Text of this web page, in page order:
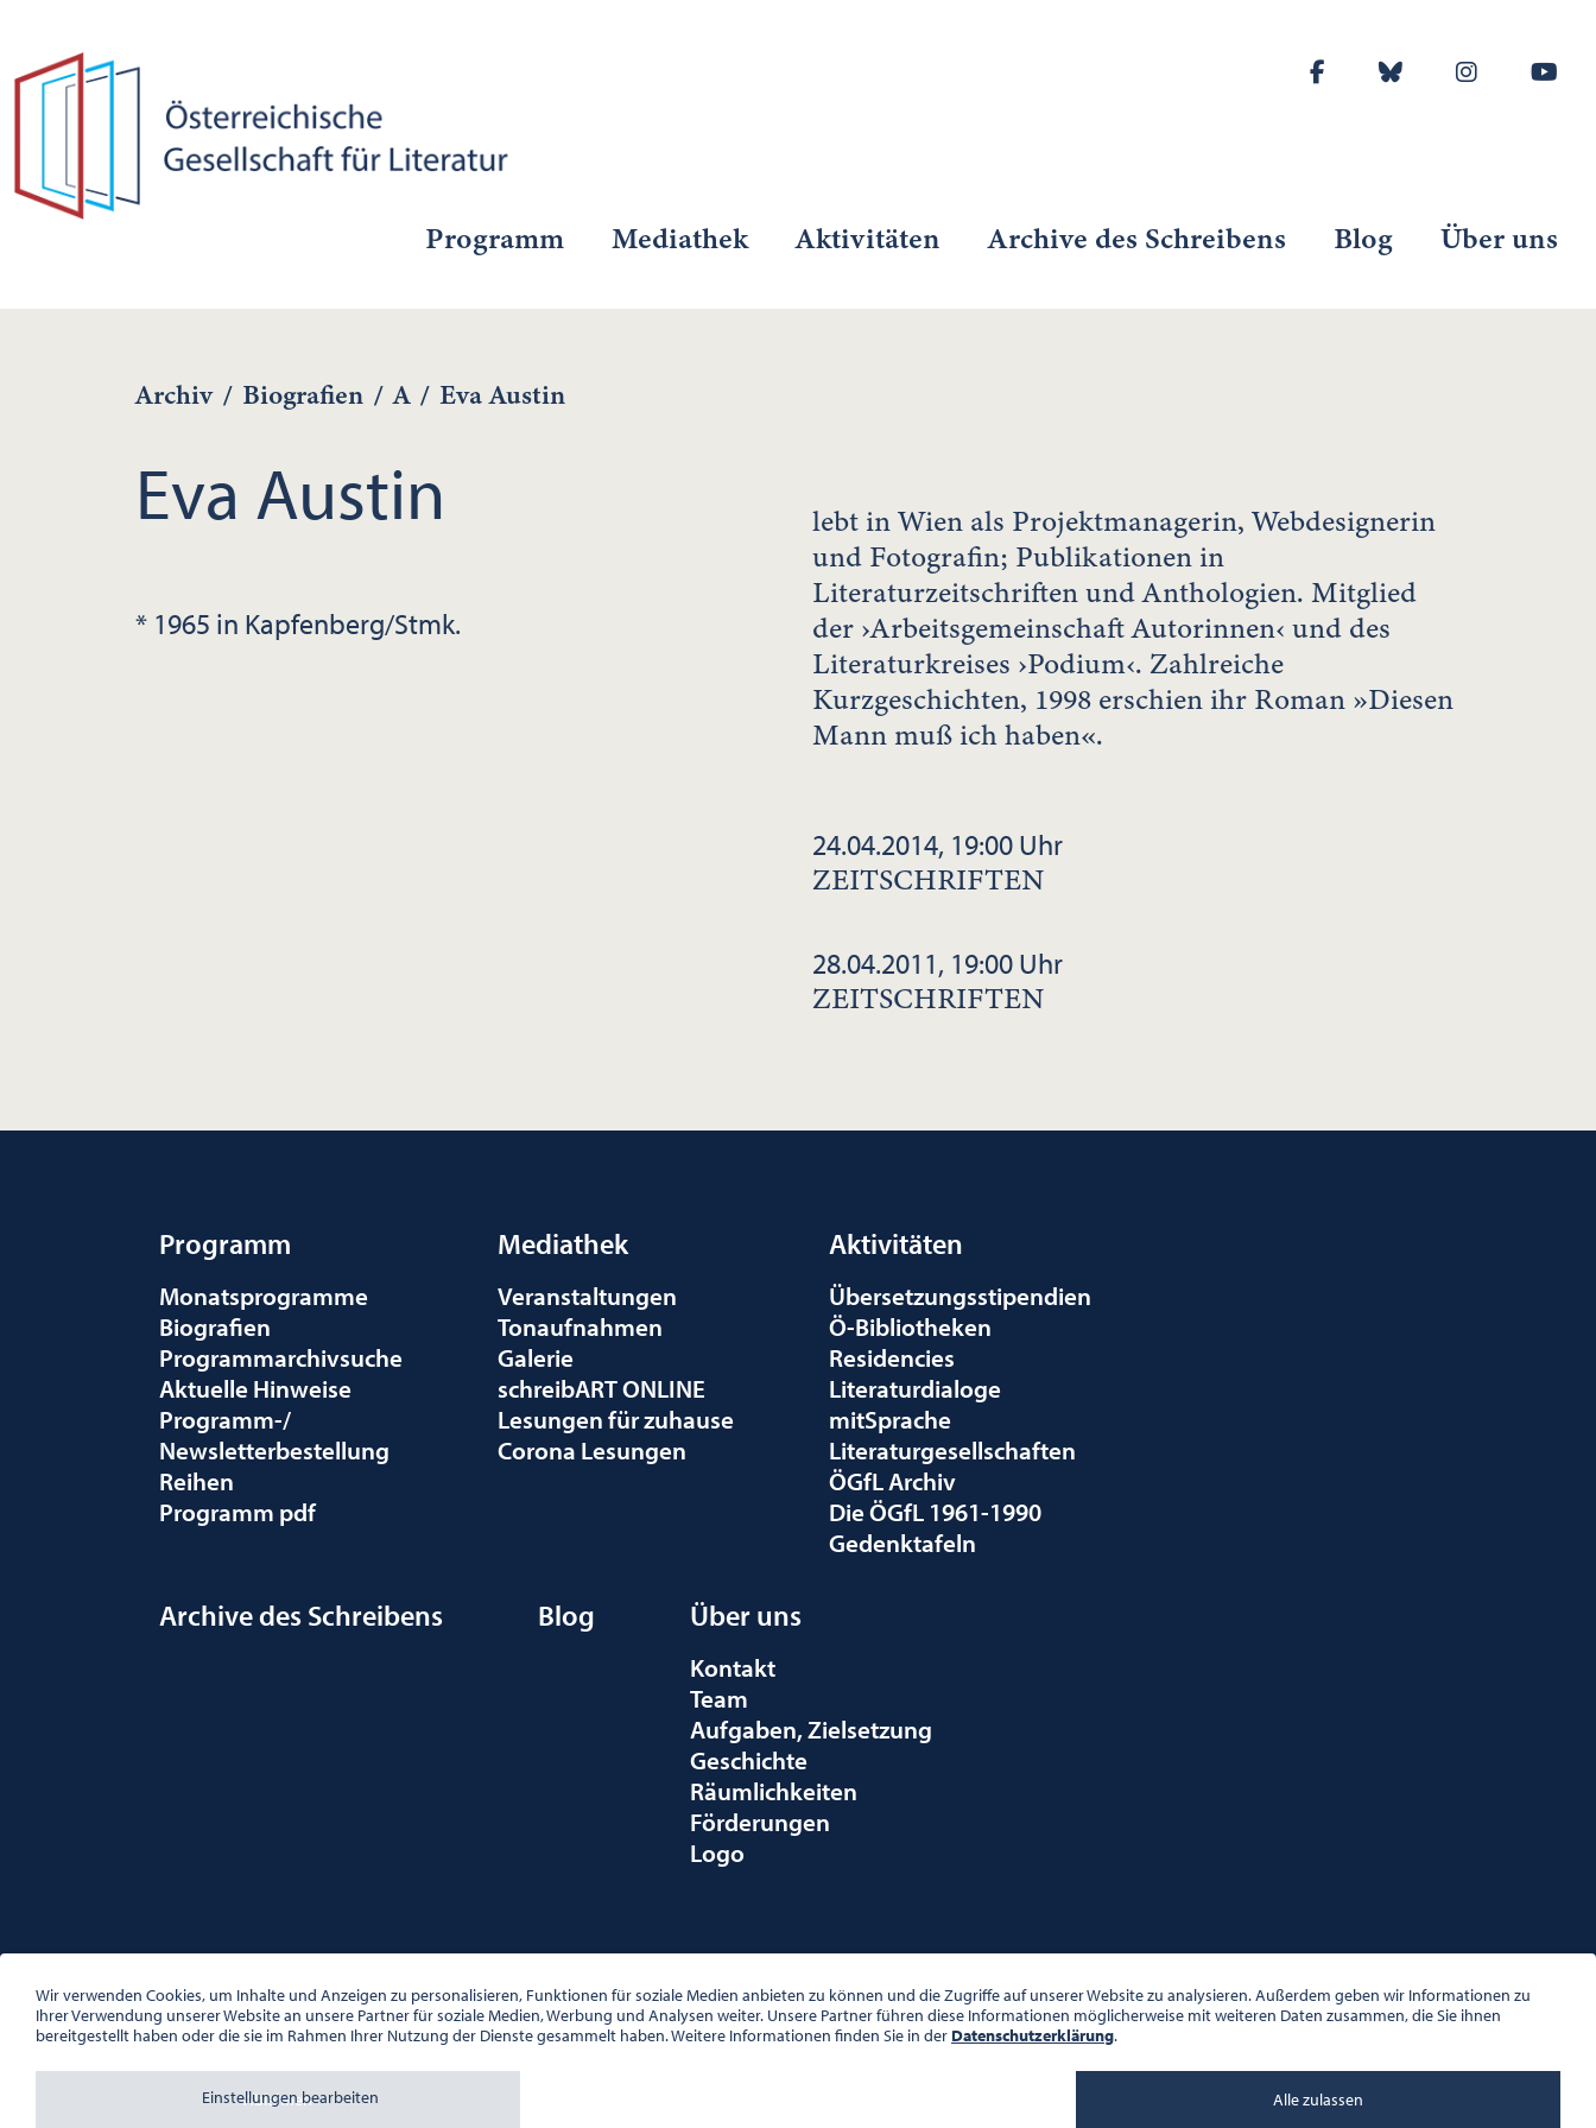
Programm Mediathek Aktivitäten Archive des Schreibens Blog Über uns
Archiv / Biografien / A / Eva Austin
Eva Austin
* 1965 in Kapfenberg/Stmk.
lebt in Wien als Projektmanagerin, Webdesignerin
und Fotografin; Publikationen in
Literaturzeitschriften und Anthologien. Mitglied
der ›Arbeitsgemeinschaft Autorinnen‹ und des
Literaturkreises ›Podium‹. Zahlreiche
Kurzgeschichten, 1998 erschien ihr Roman »Diesen
Mann muß ich haben«.
24.04.2014, 19:00 Uhr
ZEITSCHRIFTEN
28.04.2011, 19:00 Uhr
ZEITSCHRIFTEN
Programm
Monatsprogramme
Biografien
Programmarchivsuche
Aktuelle Hinweise
Programm-/
Newsletterbestellung
Reihen
Programm pdf
Mediathek
Veranstaltungen
Tonaufnahmen
Galerie
schreibART ONLINE
Lesungen für zuhause
Corona Lesungen
Aktivitäten
Übersetzungsstipendien
Ö-Bibliotheken
Residencies
Literaturdialoge
mitSprache
Literaturgesellschaften
ÖGfL Archiv
Die ÖGfL 1961-1990
Gedenktafeln
Archive des Schreibens Blog Über uns
Kontakt
Team
Aufgaben, Zielsetzung
Geschichte
Räumlichkeiten
Förderungen
Logo
PALAIS WILCZEK, HERRENGASSE 5, STIEGE 1, 2. STOCK, 1010 WIEN
TEL. + 43 1 533 81 59
OFFICE(AT)OGL.AT
BÜROZEITEN: MO – DO 10:00 – 16:00 UHR, FR 10:00 – 13:00 UHR
Wir verwenden Cookies, um Inhalte und Anzeigen zu personalisieren, Funktionen für soziale Medien anbieten zu können und die Zugriffe auf unserer Website zu analysieren. Außerdem geben wir Informationen zu
Ihrer Verwendung unserer Website an unsere Partner für soziale Medien, Werbung und Analysen weiter. Unsere Partner führen diese Informationen möglicherweise mit weiteren Daten zusammen, die Sie ihnen
bereitgestellt haben oder die sie im Rahmen Ihrer Nutzung der Dienste gesammelt haben. Weitere Informationen finden Sie in der Datenschutzerklärung.
Einstellungen bearbeiten
Ablehnen Alle zulassen